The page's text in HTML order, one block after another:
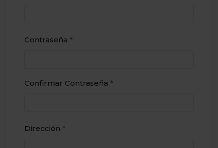
Contraseña *
Confirmar Contraseña *
Dirección *